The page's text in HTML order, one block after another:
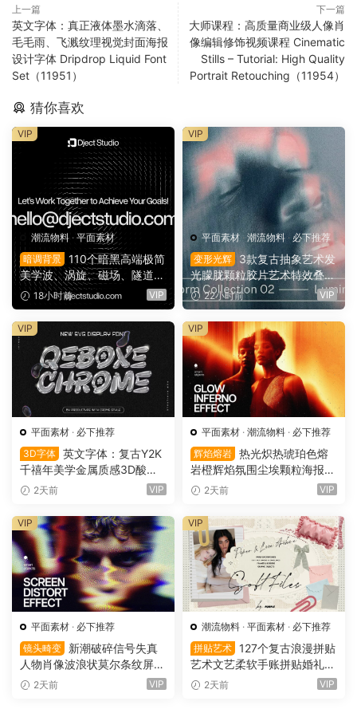
上一篇
英文字体：真正液体墨水滴落、
毛毛雨、飞溅纹理视觉封面海报
设计字体 Dripdrop Liquid Font
Set（11951）
下一篇
大师课程：高质量商业级人像肖
像编辑修饰视频课程 Cinematic
Stills – Tutorial: High Quality
Portrait Retouching（11954）
猜你喜欢
潮流物料 · 平面素材
暗调背景 110个暗黑高端极简
美学波、涡旋、磁场、隧道、
晕光学艺术图片背景素材 Flo
w Patterns Background Pac
k（16163）
18小时前 VIP
VIP
平面素材· 潮流物料 · 必下推荐
变形光辉
3款复古抽象艺术发
光朦胧颗粒胶片艺术特效叠加
PSD特效样机组合 Orbyt Stu
dio – Transform Collection 0
2 – Luminous（16162）
22小时前 VIP
VIP
平面素材 · 必下推荐
3D字体 英文字体：复古Y2K
千禧年美学金属质感3D酸性
镀铬文字LOGO标题封面海报
e – 3D Style SVG Font（161
59）
2天前 VIP
VIP
平面素材 · 潮流物料 · 必下推荐
辉焰熔岩 热光炽热琥珀色熔
岩橙辉焰氛围尘埃颗粒海报封
面设计PSD特效样机 Glow Inf
2天前 VIP
VIP
平面素材 · 必下推荐
镜头畸变
新潮破碎信号失真
人物肖像波浪状莫尔条纹屏幕
畸变专辑封面音乐海报传单P
2天前 VIP
VIP
潮流物料 · 平面素材 · 必下推荐
拼贴艺术
127个复古浪漫拼贴
艺术文艺柔软手账拼贴婚礼纸
张边框信封蕾丝蝴蝶结小物件
2天前 VIP
VIP